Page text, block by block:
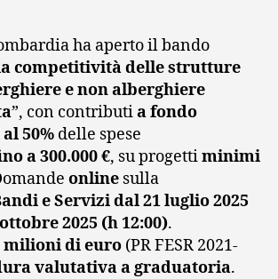
ha aperto il bando
competitività delle strutture
e non alberghiere
”, con contributia fondo
50% delle spese
a 300.000 €, su progettiminimi
online sulla
e Servizidal 21 luglio 2025
2025 (h 12:00).
milioni di euro (PR FESR 2021-
valutativa a graduatoria.